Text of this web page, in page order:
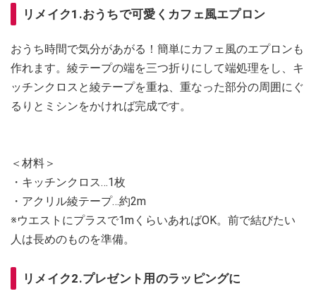
リメイク1.おうちで可愛くカフェ風エプロン
おうち時間で気分があがる！簡単にカフェ風のエプロンも
作れます。綾テープの端を三つ折りにして端処理をし、キ
ッチンクロスと綾テープを重ね、重なった部分の周囲にぐ
るりとミシンをかければ完成です。
＜材料＞
・キッチンクロス…1枚
・アクリル綾テープ…約2m
※ウエストにプラスで1mくらいあればOK。前で結びたい
人は長めのものを準備。
リメイク2.プレゼント用のラッピングに